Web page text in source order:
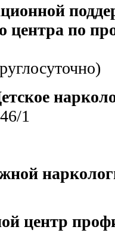
центра по
1
центр